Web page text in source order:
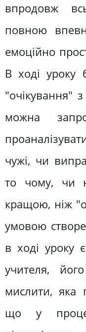
впродовж
повною
емоційно
В ході уроку
"очікування"
можна
чужі, чи
то чому, чи
кращою, ніж
умовою
в ході уроку
учителя,
мислити, яка
що у